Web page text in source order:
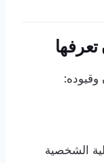
تعرفها
وقيوده:
الشخصية